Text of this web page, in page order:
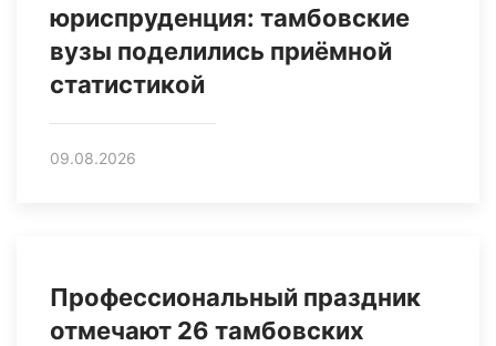
юриспруденция: тамбовские
вузы поделились приёмной
статистикой
09.08.2026
Профессиональный праздник
отмечают 26 тамбовских